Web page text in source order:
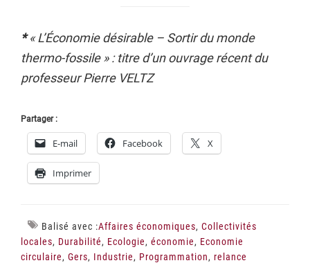
*« L’Économie désirable – Sortir du monde
thermo-fossile » : titre d’un ouvrage récent du
professeur Pierre VELTZ
Partager :
E-mail Facebook X
Imprimer
Balisé avec :Affaires économiques, Collectivités
locales, Durabilité, Ecologie, économie, Economie
circulaire, Gers, Industrie, Programmation, relance